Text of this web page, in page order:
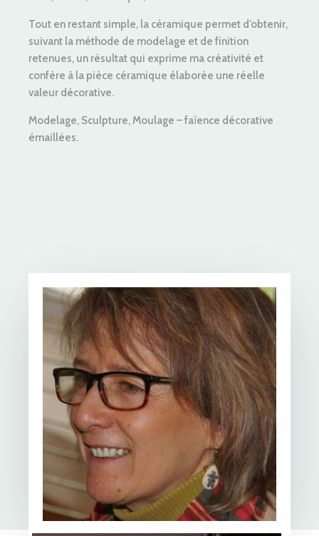
Tout en restant simple, la céramique permet d’obtenir,
suivant la méthode de modelage et de finition
retenues, un résultat qui exprime ma créativité et
confère à la pièce céramique élaborée une réelle
valeur décorative.
Modelage, Sculpture, Moulage – faïence décorative
émaillées.